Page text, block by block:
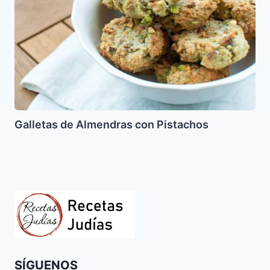
Galletas de Almendras con Pistachos
SÍGUENOS